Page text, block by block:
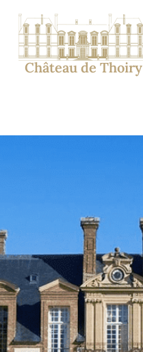
Château de Thoiry